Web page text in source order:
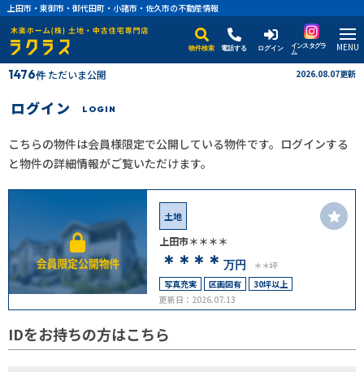
上田市・東御市・御代田町・小諸市・佐久市の不動産情報
物件検索 電話する ログイン
インスタグラ
ム
MENU
1476件ただいま公開 2026.08.07更新
ログイン LOGIN
こちらの物件は会員様限定で公開している物件です。ログインする
と物件の詳細情報がご覧いただけます。
土地
上田市＊＊＊＊
＊＊＊＊ 万円
＊＊坪
写真充実
区画図有
30坪以上
更新日：2026.07.13
IDをお持ちの方はこちら